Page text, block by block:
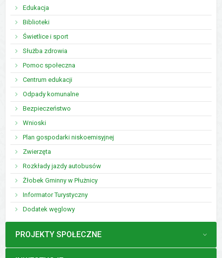
Edukacja
Biblioteki
Świetlice i sport
Służba zdrowia
Pomoc społeczna
Centrum edukacji
Odpady komunalne
Bezpieczeństwo
Wnioski
Plan gospodarki niskoemisyjnej
Zwierzęta
Rozkłady jazdy autobusów
Żłobek Gminny w Płużnicy
Informator Turystyczny
Dodatek węglowy
MENU
PROJEKTY SPOŁECZNE